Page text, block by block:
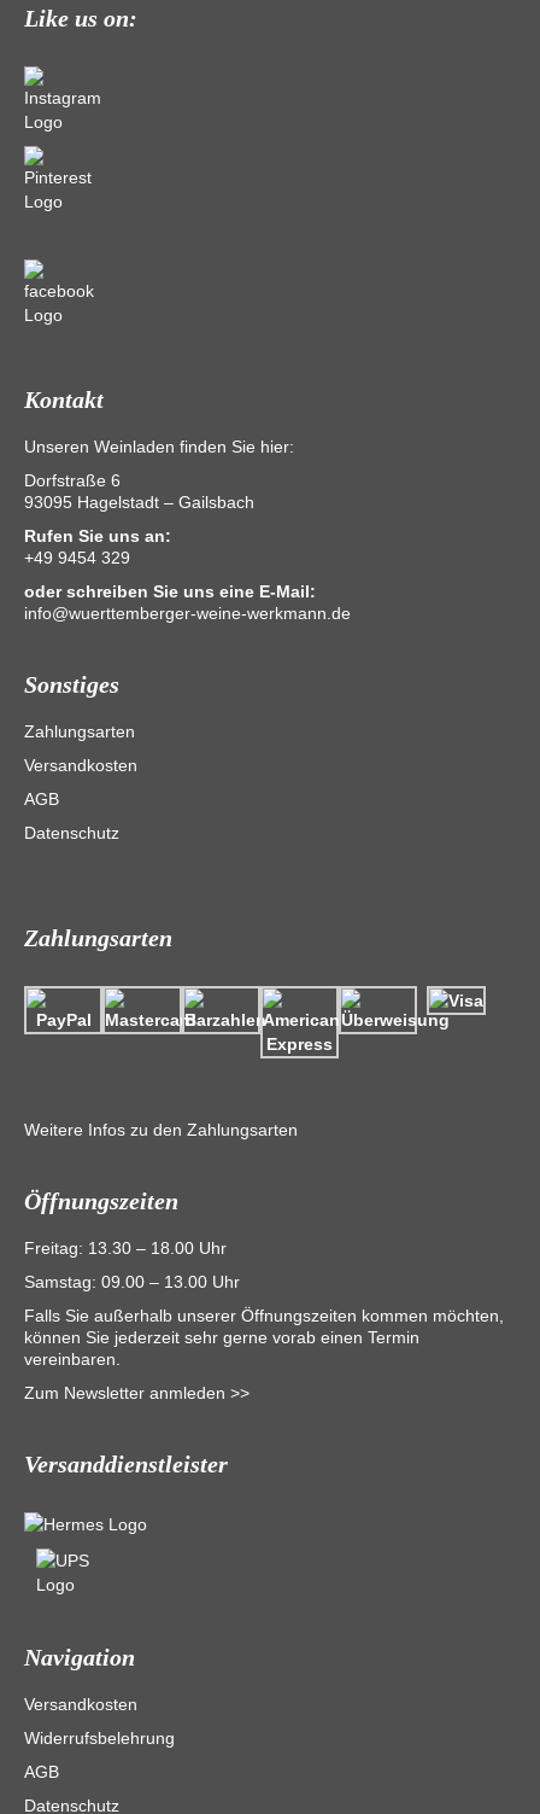
Like us on:
Kontakt
Unseren Weinladen finden Sie hier:
Dorfstraße 6
93095 Hagelstadt – Gailsbach
Rufen Sie uns an:
+49 9454 329
oder schreiben Sie uns eine E-Mail:
info@wuerttemberger-weine-werkmann.de
Sonstiges
Zahlungsarten
Versandkosten
AGB
Datenschutz
Zahlungsarten
Weitere Infos zu den Zahlungsarten
Öffnungszeiten
Freitag: 13.30 – 18.00 Uhr
Samstag: 09.00 – 13.00 Uhr
Falls Sie außerhalb unserer Öffnungszeiten kommen möchten,
können Sie jederzeit sehr gerne vorab einen Termin
vereinbaren.
Zum Newsletter anmleden >>
Versanddienstleister
Navigation
Versandkosten
Widerrufsbelehrung
AGB
Datenschutz